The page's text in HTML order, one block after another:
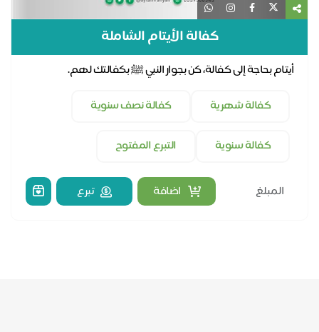
كفالة الأيتام الشاملة
أيتام بحاجة إلى كفالة، كن بجوار النبي ﷺ بكفالتك لهم.
كفالة شهرية
كفالة نصف سنوية
كفالة سنوية التبرع المفتوح
اضافة تبرع